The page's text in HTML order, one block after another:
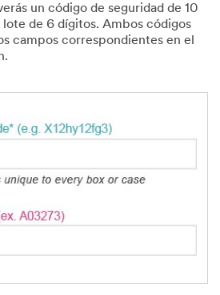
un código de seguridad de 10
de 6 dígitos. Ambos códigos
campos correspondientes en el